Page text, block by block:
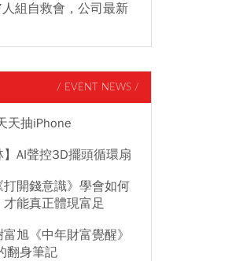
組自救會，公司最新
/ EVENT NEWS /
天抽iPhone
AI聲控3D擺頭循環扇
開錢意識》學會如何
能真正體現富足
旭《中年財富覺醒》
翻身筆記